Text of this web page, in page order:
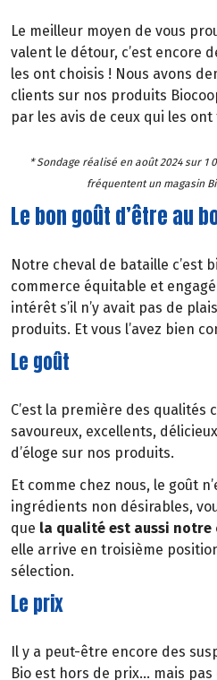
Le meilleur moyen de vous
valent le détour, c’est encore
les ont choisis ! Nous avons
clients sur nos produits
par les avis de ceux qui les ont
* Sondage réalisé en août 2024 sur 1
fréquentent un magasin
Le bon goût d’être au
Notre cheval de bataille c’est
commerce équitable et
intérêt s’il n’y avait pas de
produits. Et vous l’avez bien
Le goût
C’est la première des qualités
savoureux, excellents,
d’éloge sur nos produits.
Et comme chez nous, le goût
ingrédients non désirables,
que la qualité est aussi
elle arrive en troisième
sélection.
Le prix
Il y a peut-être encore des
Bio est hors de prix… mais